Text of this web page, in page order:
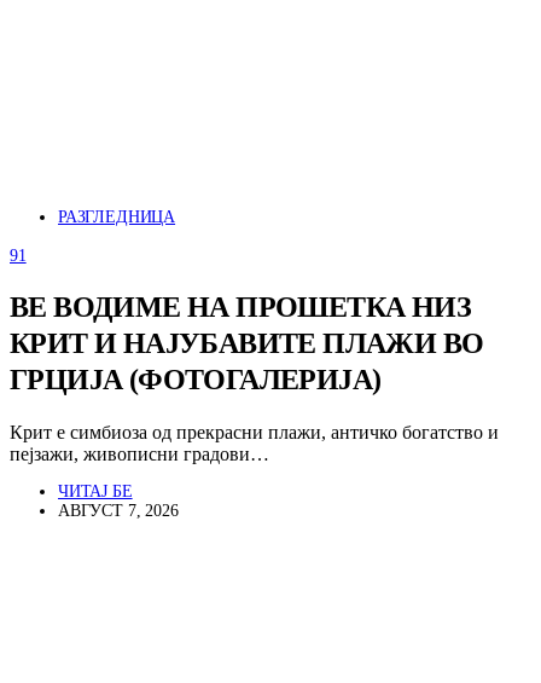
РАЗГЛЕДНИЦА
91
ВЕ ВОДИМЕ НА ПРОШЕТКА НИЗ
КРИТ И НАЈУБАВИТЕ ПЛАЖИ ВО
ГРЦИЈА (ФОТОГАЛЕРИЈА)
Крит е симбиоза од прекрасни плажи, античко богатство и
пејзажи, живописни градови…
ЧИТАЈ БЕ
АВГУСТ 7, 2026